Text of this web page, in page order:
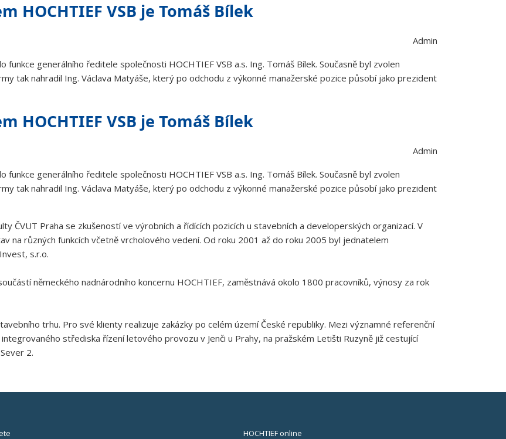
HOCHTIEF VSB je Tomáš Bílek
Admin
generálního ředitele společnosti HOCHTIEF VSB a.s. Ing. Tomáš Bílek. Současně byl zvolen
tak nahradil Ing. Václava Matyáše, který po odchodu z výkonné manažerské pozice působí jako prezident
HOCHTIEF VSB je Tomáš Bílek
Admin
generálního ředitele společnosti HOCHTIEF VSB a.s. Ing. Tomáš Bílek. Současně byl zvolen
tak nahradil Ing. Václava Matyáše, který po odchodu z výkonné manažerské pozice působí jako prezident
ČVUT Praha se zkušeností ve výrobních a řídících pozicích u stavebních a developerských organizací. V
na různých funkcích včetně vrcholového vedení. Od roku 2001 až do roku 2005 byl jednatelem
s.r.o.
německého nadnárodního koncernu HOCHTIEF, zaměstnává okolo 1800 pracovníků, výnosy za rok
trhu. Pro své klienty realizuje zakázky po celém území České republiky. Mezi významné referenční
střediska řízení letového provozu v Jenči u Prahy, na pražském Letišti Ruzyně již cestující
2.
HOCHTIEF online